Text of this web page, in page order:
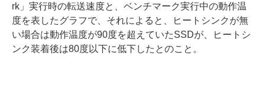
rk」実行時の転送速度と、ベンチマーク実行中の動作温
度を表したグラフで、それによると、ヒートシンクが無
い場合は動作温度が90度を超えていたSSDが、ヒートシ
ンク装着後は80度以下に低下したとのこと。